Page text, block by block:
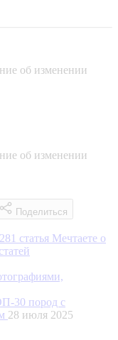
об изменении
об изменении
Поделиться
281 статья Мечтаете о
30 пород с
28 июля 2025